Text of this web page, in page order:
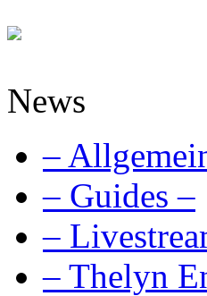
News
–
– Guides –
–
– Thelyn